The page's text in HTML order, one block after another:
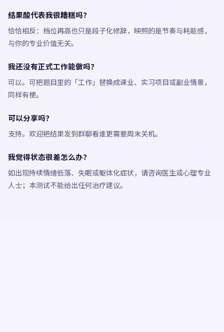
结果酸代表我很糟糕吗？
恰恰相反：档位再高也只是段子化修辞，映照的是节奏与耗能感，
与你的专业价值无关。
我还没有正式工作能做吗？
可以。可把题目里的「工作」替换成课业、实习项目或副业情景，
同样有梗。
可以分享吗？
支持。欢迎把结果发到群聊看谁更需要周末关机。
我觉得状态很差怎么办？
如出现持续情绪低落、失眠或躯体化症状，请咨询医生或心理专业
人士；本测试不能给出任何治疗建议。